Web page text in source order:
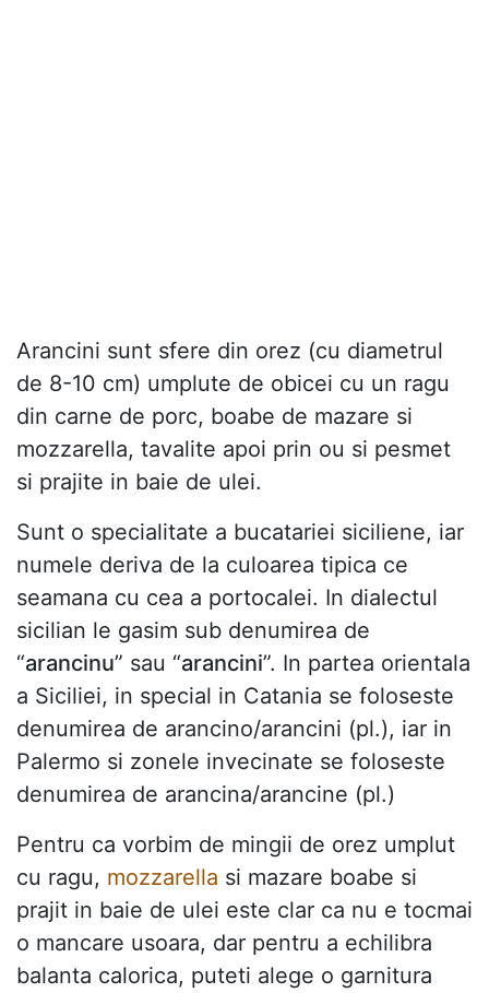
Arancini sunt sfere din orez (cu diametrul
de 8-10 cm) umplute de obicei cu un ragu
din carne de porc, boabe de mazare si
mozzarella, tavalite apoi prin ou si pesmet
si prajite in baie de ulei.
Sunt o specialitate a bucatariei siciliene, iar
numele deriva de la culoarea tipica ce
seamana cu cea a portocalei. In dialectul
sicilian le gasim sub denumirea de
“arancinu” sau “arancini”. In partea orientala
a Siciliei, in special in Catania se foloseste
denumirea de arancino/arancini (pl.), iar in
Palermo si zonele invecinate se foloseste
denumirea de arancina/arancine (pl.)
Pentru ca vorbim de mingii de orez umplut
cu ragu, mozzarella si mazare boabe si
prajit in baie de ulei este clar ca nu e tocmai
o mancare usoara, dar pentru a echilibra
balanta calorica, puteti alege o garnitura